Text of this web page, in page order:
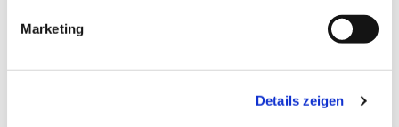
Marketing
Details zeigen
Jürgen Salamon
Finanzkirchmeister